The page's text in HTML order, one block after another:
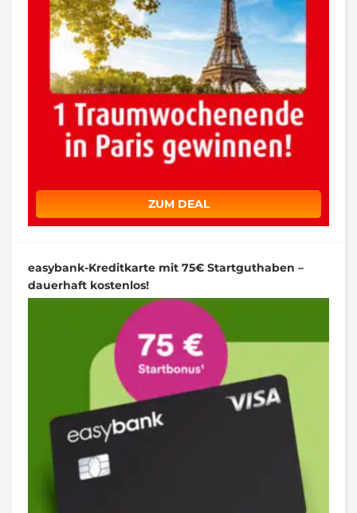
ZUM DEAL
easybank-Kreditkarte mit 75€ Startguthaben –
dauerhaft kostenlos!